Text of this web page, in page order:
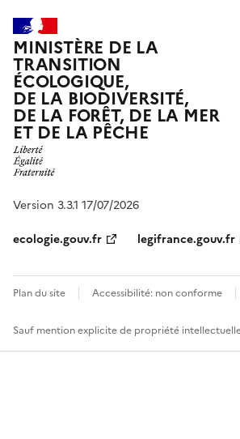
MINISTÈRE DE LA
TRANSITION
ÉCOLOGIQUE,
DE LA BIODIVERSITÉ,
DE LA FORÊT, DE LA MER
ET DE LA PÊCHE
Version 3.3.1 17/07/2026
ecologie.gouv.fr
legifrance.gouv.fr
Plan du site Accessibilité: non conforme
Sauf mention explicite de propriété